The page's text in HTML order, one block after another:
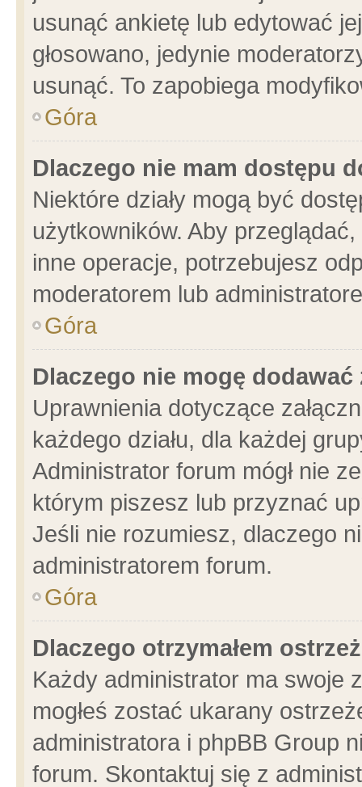
usunąć ankietę lub edytować
głosowano, jedynie
usunąć. To zapobiega
Góra
Dlaczego nie mam dostępu
Niektóre działy mogą być
użytkowników. Aby
inne operacje, potrzebujesz
moderatorem lub
Góra
Dlaczego nie mogę dodawać
Uprawnienia dotyczące
każdego działu, dla każdej
Administrator forum mógł nie
którym piszesz lub przyznać
Jeśli nie rozumiesz, dlaczego
administratorem forum.
Góra
Dlaczego otrzymałem
Każdy administrator ma swoje
mogłeś zostać ukarany
administratora i phpBB Group
forum. Skontaktuj się z